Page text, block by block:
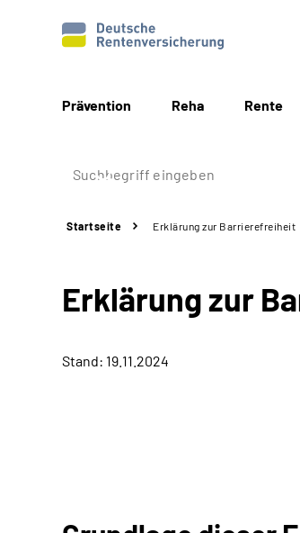
Prävention Reha Rente
Startseite Erklärung zur Barrierefreiheit
Erklärung zur
Stand: 19.11.2024